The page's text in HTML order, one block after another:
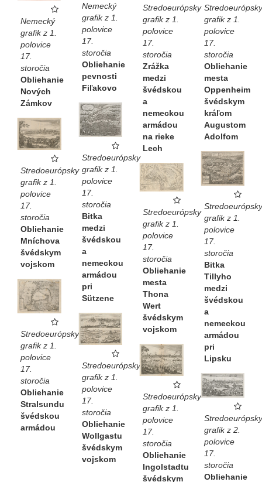
Nemecký
grafik z 1.
polovice
17.
storočia
Obliehanie
Nových
Zámkov
Nemecký
grafik z 1.
polovice
17.
storočia
Obliehanie
pevnosti
Fiľakovo
Stredoeurópsky
grafik z 1.
polovice
17.
storočia
Zrážka
medzi
švédskou
a
nemeckou
armádou
na rieke
Lech
Stredoeurópsky
grafik z 1.
polovice
17.
storočia
Obliehanie
mesta
Oppenheim
švédskym
kráľom
Augustom
Adolfom
Stredoeurópsky
grafik z 1.
polovice
17.
storočia
Bitka
medzi
švédskou
a
nemeckou
armádou
pri
Sützene
Stredoeurópsky
grafik z 1.
polovice
17.
storočia
Obliehanie
Mníchova
švédskym
vojskom
Stredoeurópsky
grafik z 1.
polovice
17.
storočia
Bitka
Tillyho
medzi
švédskou
a
nemeckou
armádou
pri
Lipsku
Stredoeurópsky
grafik z 1.
polovice
17.
storočia
Obliehanie
mesta
Thona
Wert
švédskym
vojskom
Stredoeurópsky
grafik z 1.
polovice
17.
storočia
Obliehanie
Stralsundu
švédskou
armádou
Stredoeurópsky
grafik z 1.
polovice
17.
storočia
Obliehanie
Wollgastu
švédskym
vojskom
Stredoeurópsky
grafik z 1.
polovice
17.
storočia
Obliehanie
Ingolstadtu
švédskym
Stredoeurópsky
grafik z 2.
polovice
17.
storočia
Obliehanie